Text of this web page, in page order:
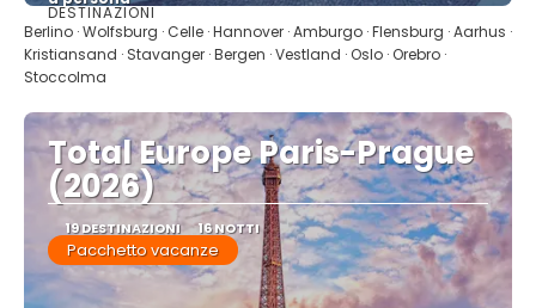
Vedere
DESTINAZIONI
Berlino · Wolfsburg · Celle · Hannover · Amburgo · Flensburg · Aarhus ·
Kristiansand · Stavanger · Bergen · Vestland · Oslo · Orebro ·
Stoccolma
Total Europe Paris-Prague
(2026)
19 DESTINAZIONI 16 NOTTI
Pacchetto vacanze